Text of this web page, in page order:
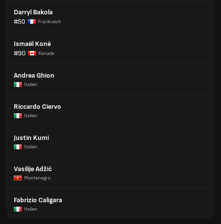
Darryl Bakola
#50
Frankreich
Ismaël Koné
#90
Kanada
Andrea Ghion
Italien
Riccardo Ciervo
Italien
Justin Kumi
Italien
Vasilije Adžić
Montenegro
Fabrizio Caligara
Italien